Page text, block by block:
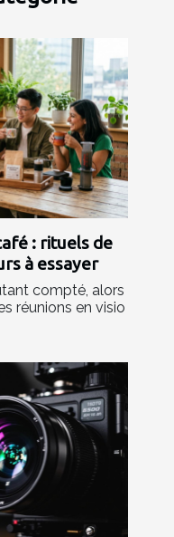
: rituels de
à essayer
compté, alors
réunions en visio